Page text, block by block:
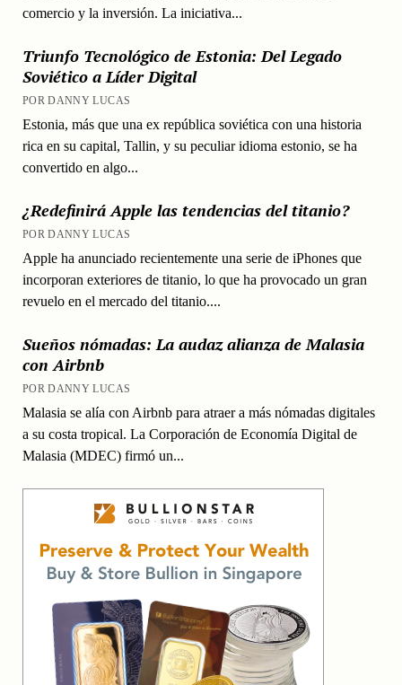
comercio y la inversión. La iniciativa...
Triunfo Tecnológico de Estonia: Del Legado
Soviético a Líder Digital
POR DANNY LUCAS
Estonia, más que una ex república soviética con una historia
rica en su capital, Tallin, y su peculiar idioma estonio, se ha
convertido en algo...
¿Redefinirá Apple las tendencias del titanio?
POR DANNY LUCAS
Apple ha anunciado recientemente una serie de iPhones que
incorporan exteriores de titanio, lo que ha provocado un gran
revuelo en el mercado del titanio....
Sueños nómadas: La audaz alianza de Malasia
con Airbnb
POR DANNY LUCAS
Malasia se alía con Airbnb para atraer a más nómadas digitales
a su costa tropical. La Corporación de Economía Digital de
Malasia (MDEC) firmó un...